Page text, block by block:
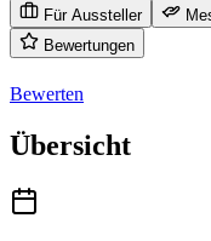
Für Aussteller
Bewertungen
Bewerten
Übersicht